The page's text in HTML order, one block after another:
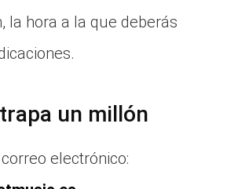
la hora a la que deberás
un millón
electrónico: